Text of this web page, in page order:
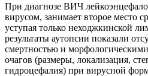
При диагнозе ВИЧ
вирусом, занимает второе место
уступая только неходжкинской
результаты аутопсии показали
смертностью и
очагов (размеры, локализация,
гидроцефалия) при вирусной